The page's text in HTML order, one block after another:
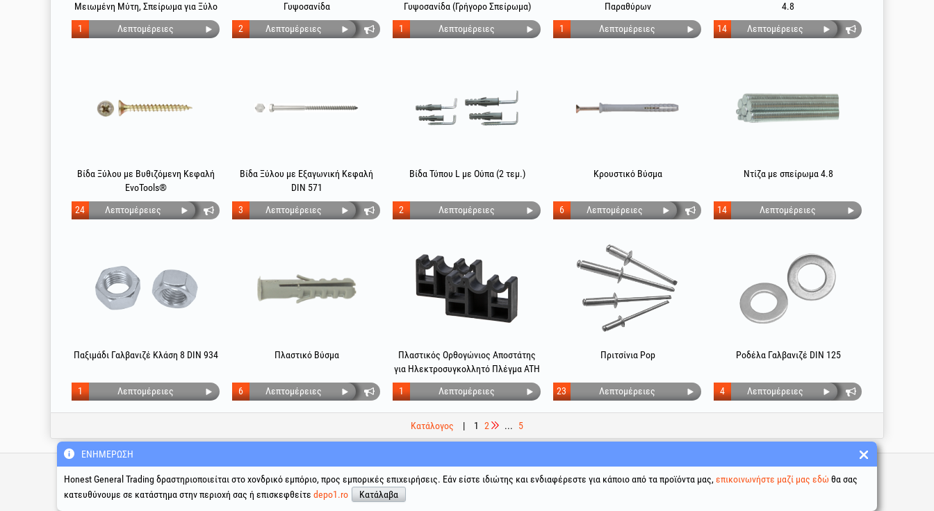
Μειωμένη Μύτη, Σπείρωμα για Ξύλο
και Ροδέλα EPDM
Λεπτομέρειες
1
Γυψοσανίδα
Λεπτομέρειες
2
Γυψοσανίδα (Γρήγορο Σπείρωμα)
Λεπτομέρειες
1
Παραθύρων
Λεπτομέρειες
1
4.8
Λεπτομέρειες
14
Βίδα Ξύλου με Βυθιζόμενη Κεφαλή
EvoTools®
Λεπτομέρειες
24
Βίδα Ξύλου με Εξαγωνική Κεφαλή
DIN 571
Λεπτομέρειες
3
Βίδα Τύπου L με Ούπα (2 τεμ.)
Λεπτομέρειες
2
Κρουστικό Βύσμα
Λεπτομέρειες
6
Ντίζα με σπείρωμα 4.8
Λεπτομέρειες
14
Παξιμάδι Γαλβανιζέ Κλάση 8 DIN 934
Λεπτομέρειες
1
Πλαστικό Βύσμα
Λεπτομέρειες
6
Πλαστικός Ορθογώνιος Αποστάτης
για Ηλεκτροσυγκολλητό Πλέγμα ATH
Λεπτομέρειες
1
Πριτσίνια Pop
Λεπτομέρειες
23
Ροδέλα Γαλβανιζέ DIN 125
Λεπτομέρειες
4
Κατάλογος | 1 2 ... 5
Τεχνική γραμμή υποστήριξης
& σέρβις
Κοινωνικά δίκτυα Επίλυση διαφορών Χρήσιμοι σύνδεσμοι
ΕΝΗΜΈΡΩΣΗ
Honest General Trading δραστηριοποιείται στο χονδρικό εμπόριο, προς εμπορικές επιχειρήσεις. Εάν είστε ιδιώτης και ενδιαφέρεστε για κάποιο από τα προϊόντα μας, επικοινωνήστε μαζί μας εδώ θα σας
κατευθύνουμε σε κατάστημα στην περιοχή σας ή επισκεφθείτε depo1.ro Κατάλαβα